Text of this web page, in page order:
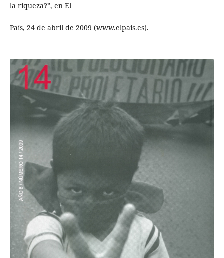
la riqueza?”, en El
País, 24 de abril de 2009 (www.elpais.es).